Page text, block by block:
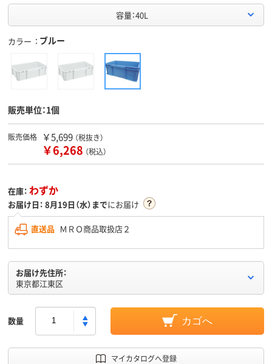
容量：40L
カラー ブルー
販売単位：1個
販売価格 ￥5,699 （税抜き）
￥6,268 （税込）
在庫： わずか
お届け日： 8月19日（水）までにお届け
直送品 ＭＲＯ商品取扱店２
お届け先住所：
東京都江東区
数量 カゴへ
マイカタログへ登録